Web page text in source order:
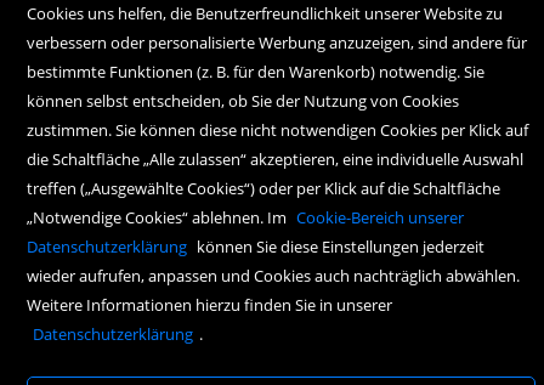
Samstag:
10.00 Uhr bis 17.00 Uhr
Copyright Icons: Socialicon | Zahlungsicon | Serviceicons | Kundenkontoicon
Cookies uns helfen, die Benutzerfreundlichkeit unserer Website zu
verbessern oder personalisierte Werbung anzuzeigen, sind andere für
bestimmte Funktionen (z. B. für den Warenkorb) notwendig. Sie
können selbst entscheiden, ob Sie der Nutzung von Cookies
zustimmen. Sie können diese nicht notwendigen Cookies per Klick auf
die Schaltfläche „Alle zulassen“ akzeptieren, eine individuelle Auswahl
treffen („Ausgewählte Cookies“) oder per Klick auf die Schaltfläche
„Notwendige Cookies“ ablehnen. Im Cookie-Bereich unserer
Datenschutzerklärung können Sie diese Einstellungen jederzeit
wieder aufrufen, anpassen und Cookies auch nachträglich abwählen.
Weitere Informationen hierzu finden Sie in unserer
Datenschutzerklärung .